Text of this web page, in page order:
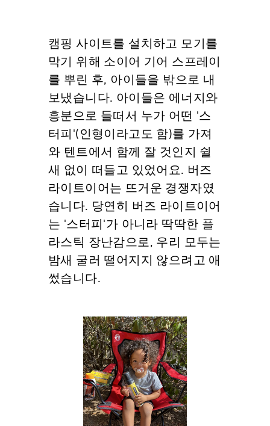
캠핑 사이트를 설치하고 모기를
막기 위해 소이어 기어 스프레이
를 뿌린 후, 아이들을 밖으로 내
보냈습니다. 아이들은 에너지와
흥분으로 들떠서 누가 어떤 '스
터피'(인형이라고도 함)를 가져
와 텐트에서 함께 잘 것인지 쉴
새 없이 떠들고 있었어요. 버즈
라이트이어는 뜨거운 경쟁자였
습니다. 당연히 버즈 라이트이어
는 '스터피'가 아니라 딱딱한 플
라스틱 장난감으로, 우리 모두는
밤새 굴러 떨어지지 않으려고 애
썼습니다.